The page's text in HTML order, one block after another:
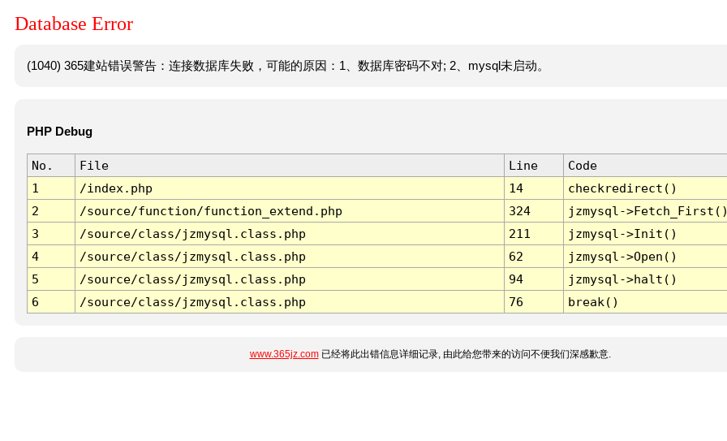
Database Error
(1040) 365建站错误警告：连接数据库失败，可能的原因：1、数据库密码不对; 2、mysql未启动。
PHP Debug
No. File Line
Code
1
/index.php 14
checkredirect()
2
/source/function/function_extend.php 324
jzmysql-
3
/source/class/jzmysql.class.php 211
jzmysql->Init()
4
/source/class/jzmysql.class.php 62
jzmysql->Open()
5
/source/class/jzmysql.class.php 94
jzmysql->halt()
6
/source/class/jzmysql.class.php 76 break()
www.365jz.com已经将此出错信息详细记录, 由此给您带来的访问不便我们深感歉意.